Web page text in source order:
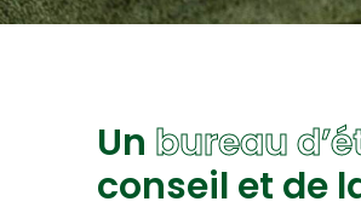
Un bureau
conseil et de